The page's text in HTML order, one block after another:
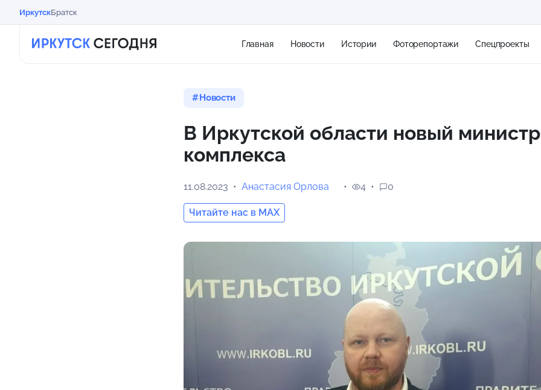
ИркутскБратск
Главная Новости Истории Фоторепортажи Спецпроекты
Новости
В Иркутской области новый
комплекса
11.08.2023 Анастасия Орлова
Читайте нас в MAX
4 0